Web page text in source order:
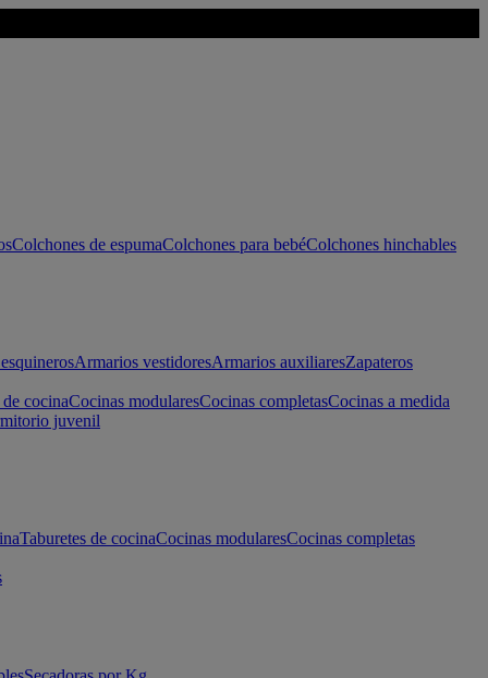
Colchones de espumaColchones para bebéColchones hinchables
Armarios vestidoresArmarios auxiliaresZapateros
cocinaCocinas modularesCocinas completasCocinas a medida
juvenil
Taburetes de cocinaCocinas modularesCocinas completas